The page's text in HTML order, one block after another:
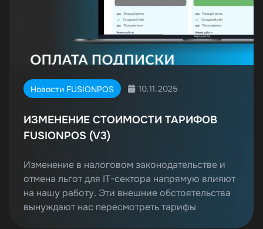
Новости FUSIONPOS 10.11.2025
ИЗМЕНЕНИЕ СТОИМОСТИ ТАРИФОВ
FUSIONPOS (V3)
Изменение в налоговом законодательстве и
отмена льгот для IT-сектора напрямую влияют
на нашу работу. Эти внешние обстоятельства
вынуждают нас пересмотреть тарифы